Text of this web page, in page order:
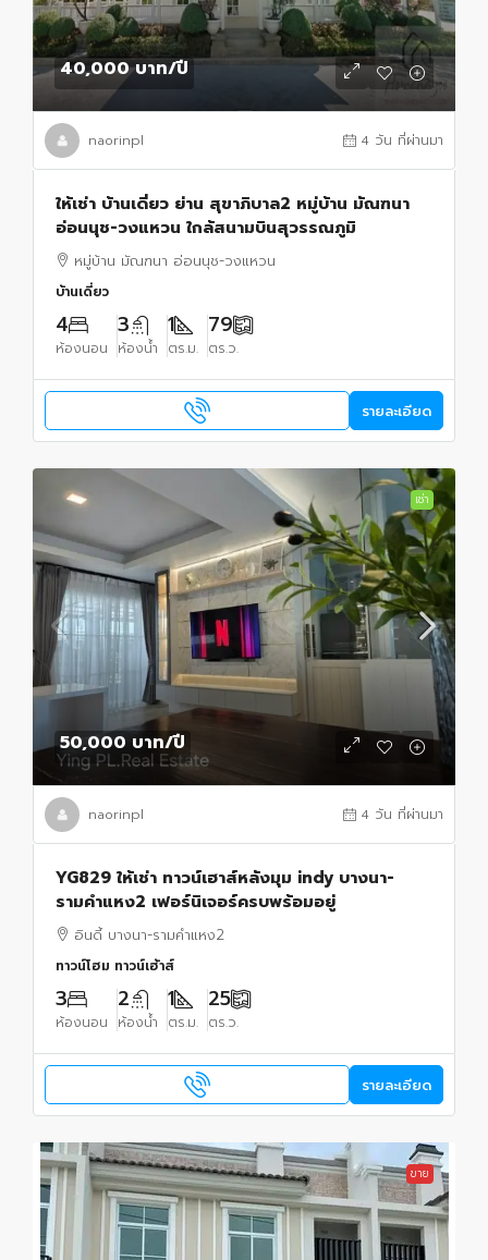
40,000 บาท/ปี
naorinpl 4 วัน ที่ผ่านมา
ให้เช่า บ้านเดี่ยว ย่าน สุขาภิบาล2 หมู่บ้าน มัณฑนา
อ่อนนุช-วงแหวน ใกล้สนามบินสุวรรณภูมิ
หมู่บ้าน มัณฑนา อ่อนนุช-วงแหวน
บ้านเดี่ยว
4
ห้องนอน
3
ห้องน้ำ
1
ตร.ม.
79
ตร.ว.
รายละเอียด
เช่า
50,000 บาท/ปี
naorinpl 4 วัน ที่ผ่านมา
YG829 ให้เช่า ทาวน์เฮาส์หลังมุม indy บางนา-
รามคำแหง2 เฟอร์นิเจอร์ครบพร้อมอยู่
อินดี้ บางนา-รามคำแหง2
ทาวน์โฮม ทาวน์เฮ้าส์
3
ห้องนอน
2
ห้องน้ำ
1
ตร.ม.
25
ตร.ว.
รายละเอียด
ขาย